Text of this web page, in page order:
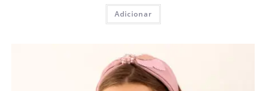
Adicionar